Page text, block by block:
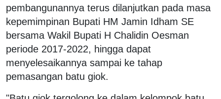
pembangunannya terus dilanjutkan pada masa
kepemimpinan Bupati HM Jamin Idham SE
bersama Wakil Bupati H Chalidin Oesman
periode 2017-2022, hingga dapat
menyelesaikannya sampai ke tahap
pemasangan batu giok.